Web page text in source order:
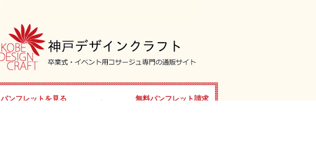
パンフレットを見る 無料パンフレット請求